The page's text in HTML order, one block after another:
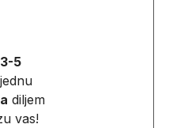
5
diljem
vas!